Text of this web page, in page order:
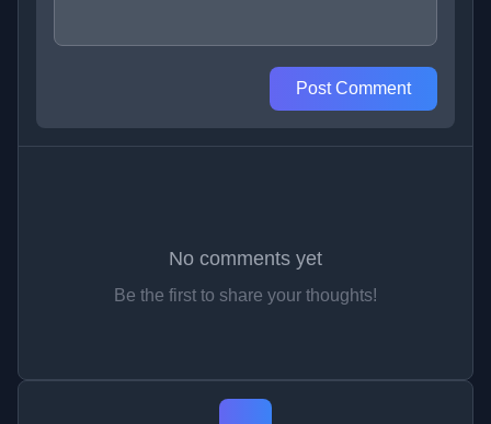
Post Comment
No comments yet
Be the first to share your thoughts!